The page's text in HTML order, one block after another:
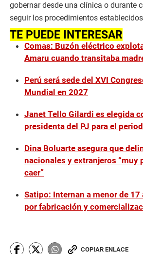
gobernar desde una clínica o durante
seguir los procedimientos
TE PUEDE INTERESAR
Comas: Buzón eléctrico
Amaru cuando transitaba
Perú será sede del XVI
Mundial en 2027
Janet Tello Gilardi es elegida
presidenta del PJ para el
Dina Boluarte asegura que
nacionales y extranjeros “muy
caer”
Satipo: Internan a menor de
por fabricación y
COPIAR ENLACE